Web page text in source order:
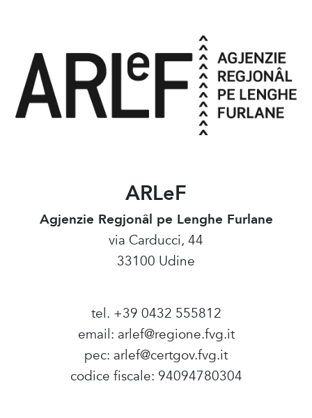
ARLeF
Agjenzie Regjonâl pe Lenghe Furlane
via Carducci, 44
33100 Udine
tel. +39 0432 555812
email: arlef@regione.fvg.it
pec: arlef@certgov.fvg.it
codice fiscale: 94094780304